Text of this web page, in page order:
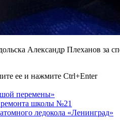
Александр Плеханов за
ее и нажмите Ctrl+Enter
перемены»
ремонта школы №21
ледокола «Ленинград»